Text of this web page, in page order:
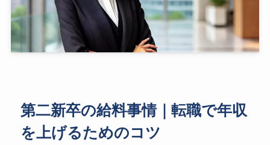
第二新卒の給料事情｜転職で年収
を上げるためのコツ